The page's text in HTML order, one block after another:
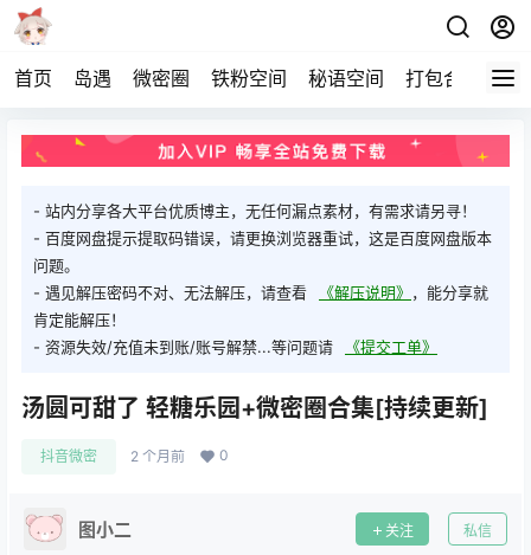
首页 岛遇 微密圈 铁粉空间 秘语空间 打包合集 关
- 站内分享各大平台优质博主，无任何漏点素材，有需求请另寻！
- 百度网盘提示提取码错误，请更换浏览器重试，这是百度网盘版本
问题。
- 遇见解压密码不对、无法解压，请查看
《解压说明》 ，能分享就
肯定能解压！
- 资源失效/充值未到账/账号解禁...等问题请
《提交工单》
汤圆可甜了 轻糖乐园+微密圈合集[持续更新]
抖音微密 2 个月前 0
图小二 关注 私信